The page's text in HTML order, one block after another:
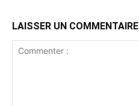
LAISSER UN COMMENTAIRE